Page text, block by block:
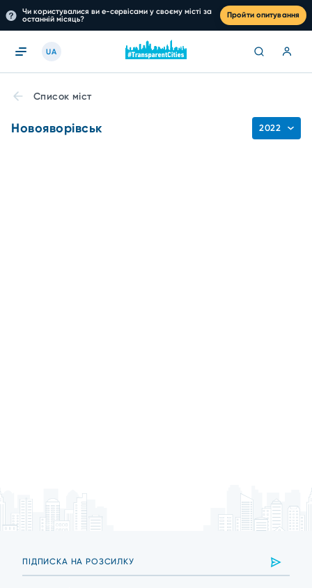
Чи користувалися ви е-сервісами у своєму місті за
останній місяць?
Пройти опитування
UA
Список міст
Новояворівськ 2022